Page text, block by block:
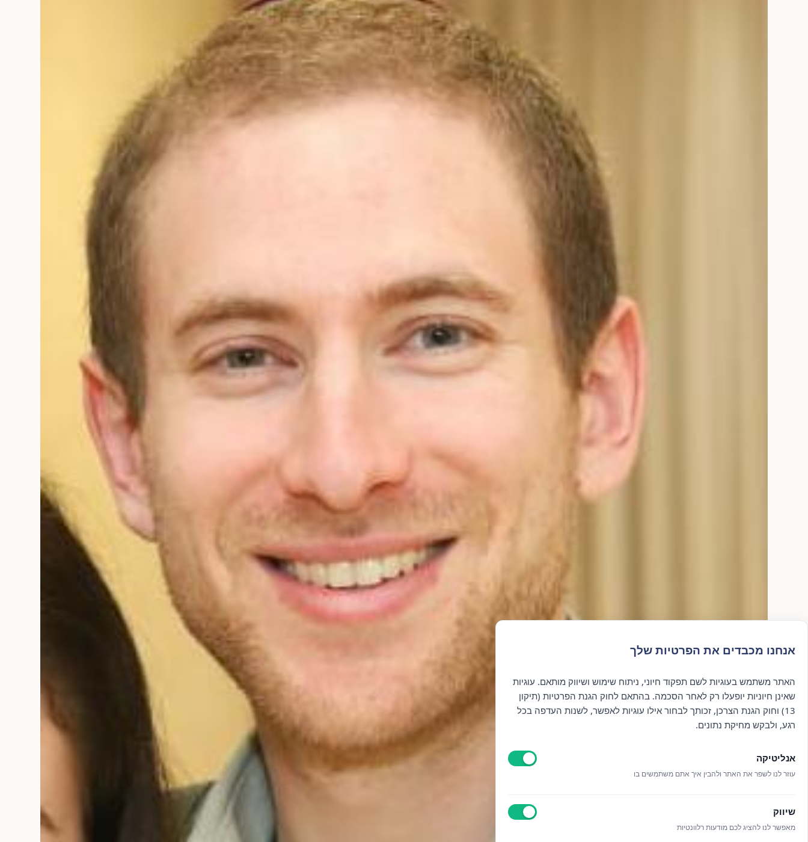
אנחנו מכבדים את הפרטיות שלך
האתר משתמש בעוגיות לשם תפקוד חיוני, ניתוח שימוש ושיווק מותאם. עוגיות
שאינן חיוניות יופעלו רק לאחר הסכמה. בהתאם לחוק הגנת הפרטיות (תיקון
13) וחוק הגנת הצרכן, זכותך לבחור אילו עוגיות לאפשר, לשנות העדפה בכל
רגע, ולבקש מחיקת נתונים.
אנליטיקה
עוזר לנו לשפר את האתר ולהבין איך אתם משתמשים בו
שיווק
מאפשר לנו להציג לכם מודעות רלוונטיות